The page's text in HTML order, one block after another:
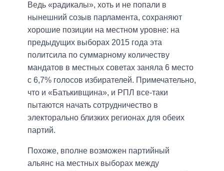
Ведь «радикалы», хоть и не попали в
нынешний созыв парламента, сохраняют
хорошие позиции на местном уровне: на
предыдущих выборах 2015 года эта
политсила по суммарному количеству
мандатов в местных советах заняла 6 место
с 6,7% голосов избирателей. Примечательно,
что и «Батькивщина», и РПЛ все-таки
пытаются начать сотрудничество в
электорально близких регионах для обеих
партий.
Похоже, вполне возможен партийный
альянс на местных выборах между